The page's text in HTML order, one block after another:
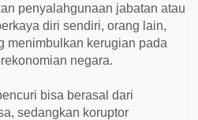
penyalahgunaan jabatan atau
diri sendiri, orang lain,
menimbulkan kerugian pada
negara.
bisa berasal dari
sedangkan koruptor